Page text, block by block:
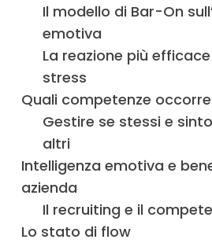
Il modello di Bar-On
emotiva
La reazione più
stress
Quali competenze
Gestire se stessi e
altri
Intelligenza emotiva e
azienda
Il recruiting e il
Lo stato di flow